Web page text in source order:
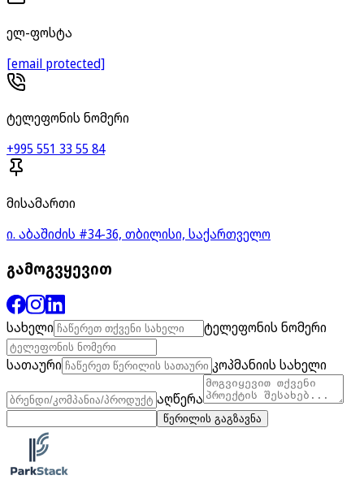
ელ-ფოსტა
[email protected]
ტელეფონის ნომერი
+995 551 33 55 84
მისამართი
ი. აბაშიძის #34-36, თბილისი, საქართველო
გამოგვყევით
სახელი ტელეფონის ნომერი
სათაური
კოპმანიის სახელი
აღწერა
წერილის გაგზავნა